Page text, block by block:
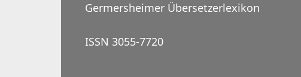
Germersheimer Übersetzerlexikon
ISSN 3055-7720